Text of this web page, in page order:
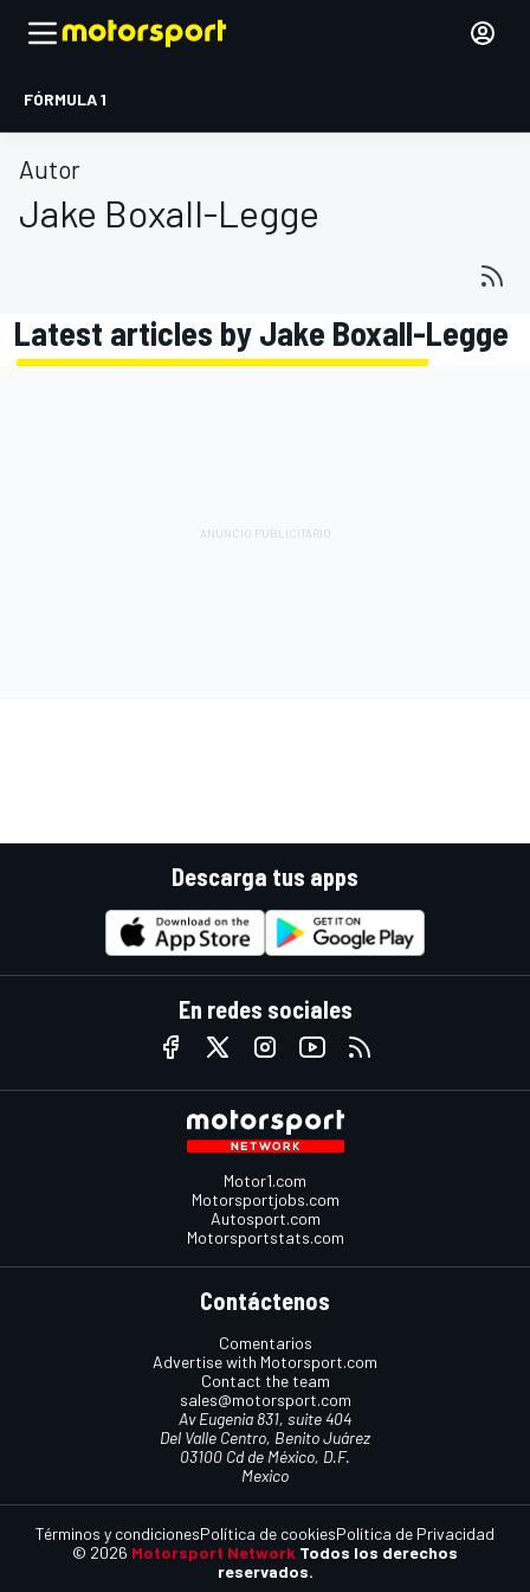
FÓRMULA 1
Autor
Jake Boxall-Legge
Latest articles by Jake Boxall-Legge
Descarga tus apps
En redes sociales
Motor1.com
Motorsportjobs.com
Autosport.com
Motorsportstats.com
Contáctenos
Comentarios
Advertise with Motorsport.com
Contact the team
sales@motorsport.com
Av Eugenia 831, suite 404
Del Valle Centro, Benito Juárez
03100 Cd de México, D.F.
Mexico
© 2026 Motorsport Network Todos los derechos
reservados.
Términos y condicionesPolítica de cookiesPolítica de Privacidad